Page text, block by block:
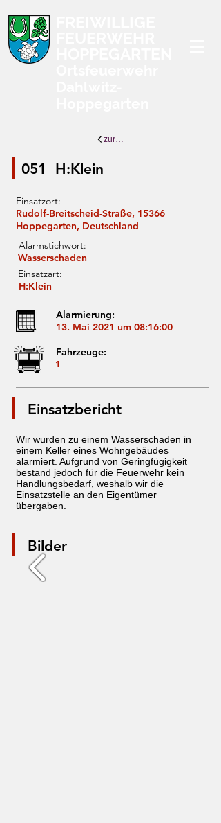
zurück zur Übersicht
H:Klein
051
Einsatzort:
Rudolf-Breitscheid-Straße, 15366
Hoppegarten, Deutschland
Alarmstichwort:
Wasserschaden
Einsatzart:
H:Klein
Alarmierung:
13. Mai 2021 um 08:16:00
Fahrzeuge:
1
Einsatzbericht
Wir wurden zu einem Wasserschaden in
einem Keller eines Wohngebäudes
alarmiert. Aufgrund von Geringfügigkeit
bestand jedoch für die Feuerwehr kein
Handlungsbedarf, weshalb wir die
Einsatzstelle an den Eigentümer
übergaben.
Bilder